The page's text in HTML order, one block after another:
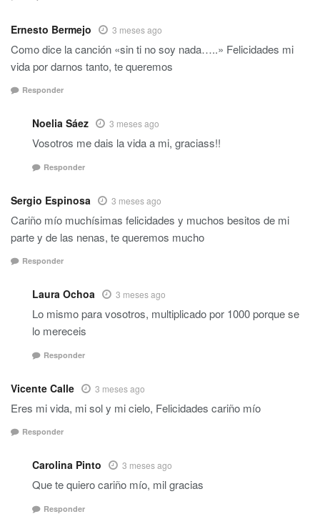
Ernesto Bermejo 3 meses ago
Como dice la canción «sin ti no soy nada…..» Felicidades mi
vida por darnos tanto, te queremos
Responder
Noelia Sáez 3 meses ago
Vosotros me dais la vida a mi, graciass!!
Responder
Sergio Espinosa 3 meses ago
Cariño mío muchísimas felicidades y muchos besitos de mi
parte y de las nenas, te queremos mucho
Responder
Laura Ochoa 3 meses ago
Lo mismo para vosotros, multiplicado por 1000 porque se
lo mereceis
Responder
Vicente Calle 3 meses ago
Eres mi vida, mi sol y mi cielo, Felicidades cariño mío
Responder
Carolina Pinto 3 meses ago
Que te quiero cariño mío, mil gracias
Responder